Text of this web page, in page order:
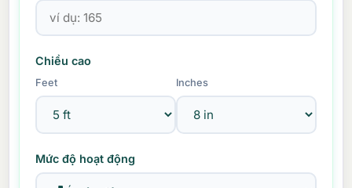
Chiều cao
Feet Inches
Mức độ hoạt động